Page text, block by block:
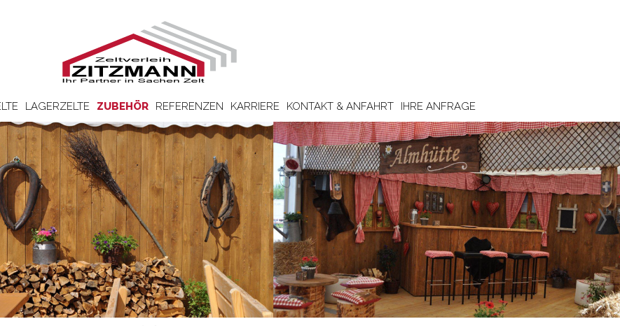
LAGERZELTE ZUBEHÖR REFERENZEN KARRIERE KONTAKT & ANFAHRT IHRE ANFRAGE